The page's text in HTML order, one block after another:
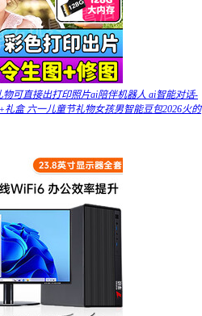
可直接出打印照片ai陪伴机器人 ai智能对话-
盒 六一儿童节礼物女孩男智能豆包2026火的